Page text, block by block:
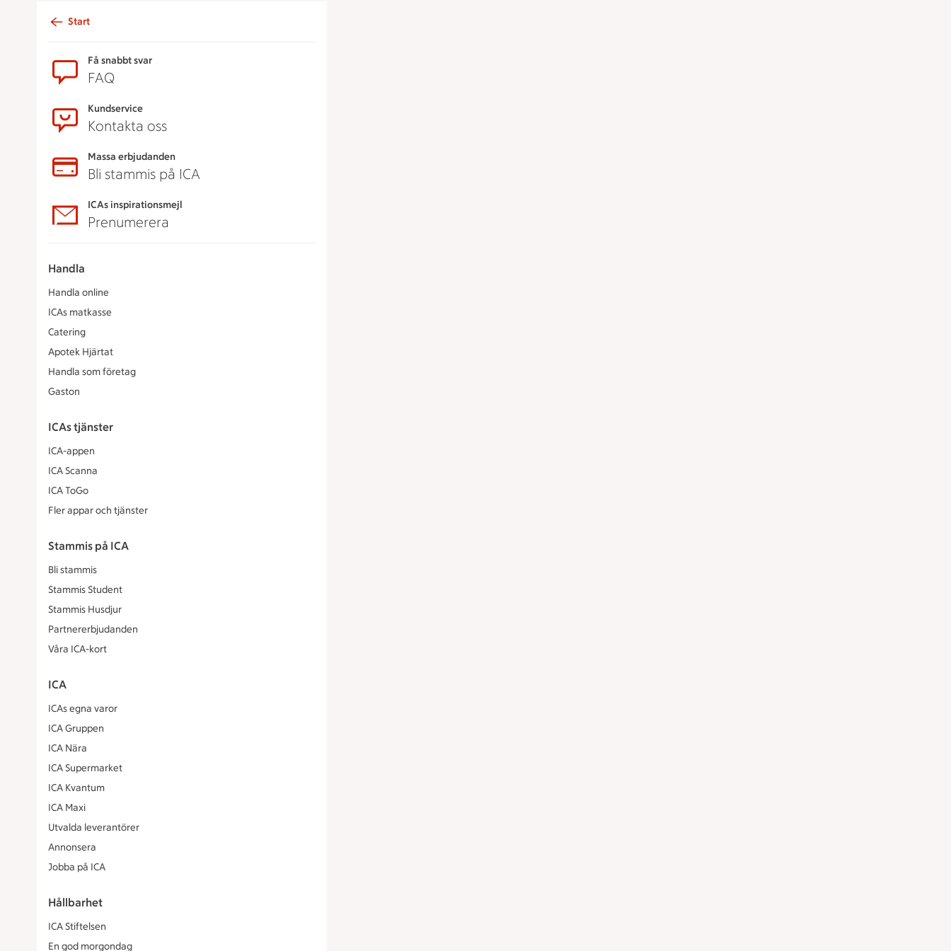
Start
Få snabbt svar
FAQ
Kundservice
Kontakta oss
Massa erbjudanden
Bli stammis på ICA
ICAs inspirationsmejl
Prenumerera
Handla
Handla online
ICAs matkasse
Catering
Apotek Hjärtat
Handla som företag
Gaston
ICAs tjänster
ICA-appen
ICA Scanna
ICA ToGo
Fler appar och tjänster
Stammis på ICA
Bli stammis
Stammis Student
Stammis Husdjur
Partnererbjudanden
Våra ICA-kort
ICA
ICAs egna varor
ICA Gruppen
ICA Nära
ICA Supermarket
ICA Kvantum
ICA Maxi
Utvalda leverantörer
Annonsera
Jobba på ICA
Hållbarhet
ICA Stiftelsen
En god morgondag